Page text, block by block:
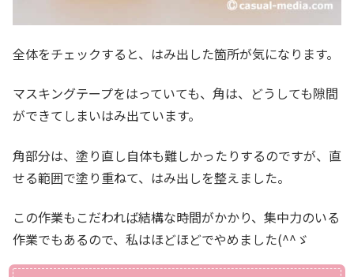
全体をチェックすると、はみ出した箇所が気になります。
マスキングテープをはっていても、角は、どうしても隙間
ができてしまいはみ出ています。
角部分は、塗り直し自体も難しかったりするのですが、直
せる範囲で塗り重ねて、はみ出しを整えました。
この作業もこだわれば結構な時間がかかり、集中力のいる
作業でもあるので、私はほどほどでやめました(^^ゞ